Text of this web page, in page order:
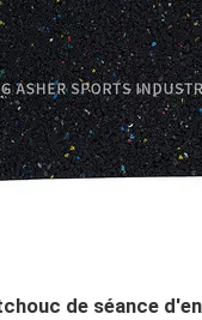
de séance